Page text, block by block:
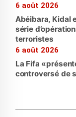
6 août 2026
Abéibara, Kidal
série
terroristes
6 août 2026
La Fifa
controversé de